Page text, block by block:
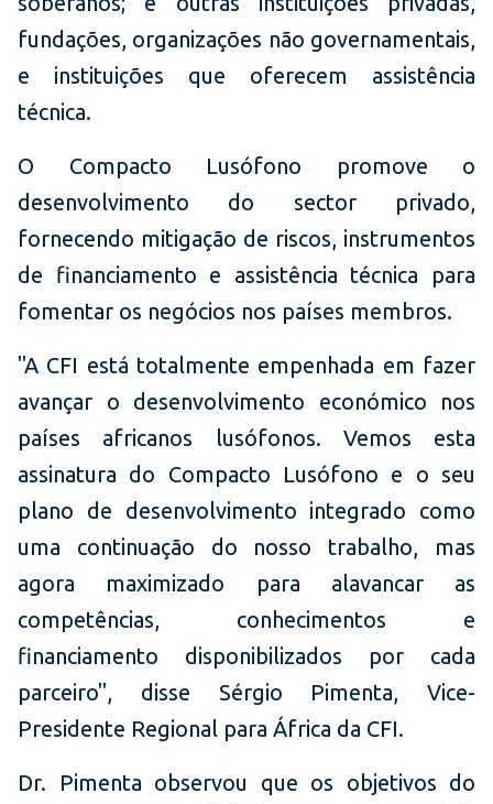
fundações, organizações não governamentais,
e instituições que oferecem assistência
técnica.
O Compacto Lusófono promove o
desenvolvimento do sector privado,
fornecendo mitigação de riscos, instrumentos
de financiamento e assistência técnica para
fomentar os negócios nos países membros.
"A CFI está totalmente empenhada em fazer
avançar o desenvolvimento económico nos
países africanos lusófonos. Vemos esta
assinatura do Compacto Lusófono e o seu
plano de desenvolvimento integrado como
uma continuação do nosso trabalho, mas
agora maximizado para alavancar as
competências, conhecimentos e
financiamento disponibilizados por cada
parceiro", disse Sérgio Pimenta, Vice-
Presidente Regional para África da CFI.
Dr. Pimenta observou que os objetivos do